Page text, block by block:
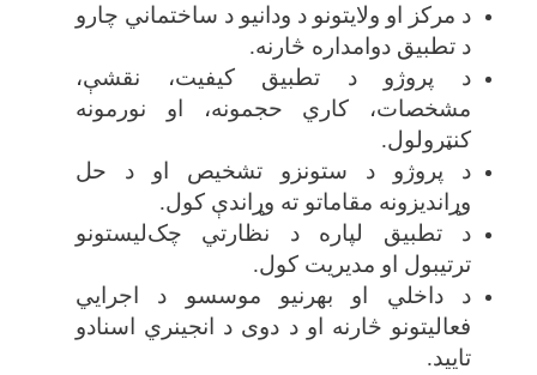
د مرکز او ولایتونو د ودانیو د ساختماني چارو
د تطبیق دوامداره څارنه.
د پروژو د تطبیق کیفیت، نقشې،
مشخصات، کاري حجمونه، او نورمونه
کنټرولول.
د پروژو د ستونزو تشخیص او د حل
وړاندیزونه مقاماتو ته وړاندې کول.
د تطبیق لپاره د نظارتي چک‌لیستونو
ترتیبول او مدیریت کول.
د داخلي او بهرنیو موسسو د اجرایي
فعالیتونو څارنه او د دوی د انجینري اسنادو
تایید.